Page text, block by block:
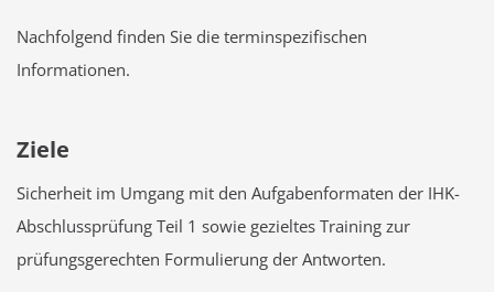
Nachfolgend finden Sie die terminspezifischen
Informationen.
Ziele
Sicherheit im Umgang mit den Aufgabenformaten der IHK-
Abschlussprüfung Teil 1 sowie gezieltes Training zur
prüfungsgerechten Formulierung der Antworten.